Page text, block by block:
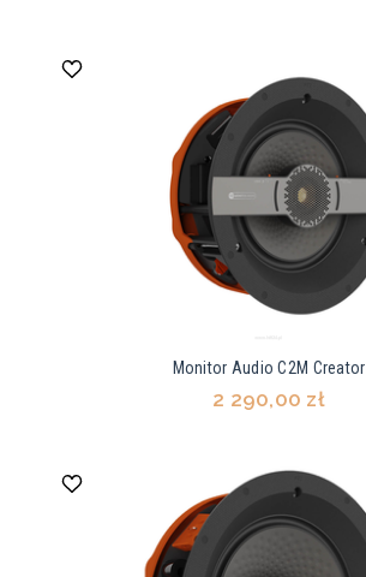
Monitor Audio C2M Creator
2 290,00 zł